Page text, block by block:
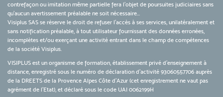
contrefaçon ou imitation même partielle fera l'objet de poursuites judiciaires sans
qu’aucun avertissement préalable ne soit nécessaire...
Visiplus SAS se réserve le droit de refuser l'accès à ses services, unilatéralement et
sans notification préalable, à tout utilisateur fournissant des données erronées,
incomplètes et/ou exerçant une activité entrant dans le champ de compétences
de la société Visiplus.
VISIPLUS est un organisme de formation, établissement privé d’enseignement à
distance, enregistré sous le numéro de déclaration d’activité 93060557706 auprès
de la DREETS de la Provence Alpes Côte d’Azur (cet enregistrement ne vaut pas
agrément de l’Etat), et déclaré sous le code UAI 0062199H